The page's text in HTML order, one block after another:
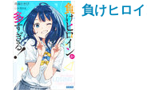
負けヒロ